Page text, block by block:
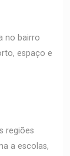
no bairro
espaço e
regiões
a escolas,